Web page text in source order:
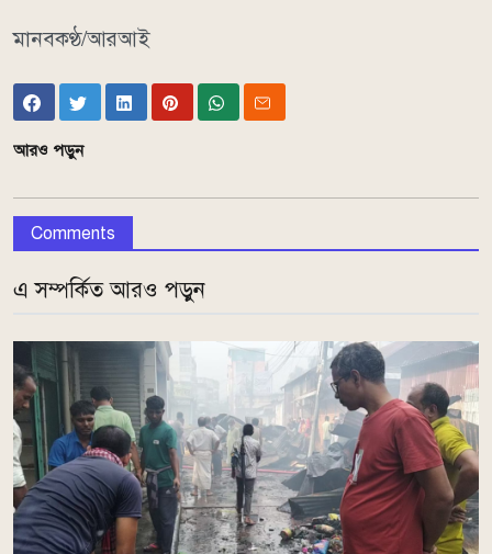
মানবকণ্ঠ/আরআই
আরও পড়ুন
Comments
এ সম্পর্কিত আরও পড়ুন